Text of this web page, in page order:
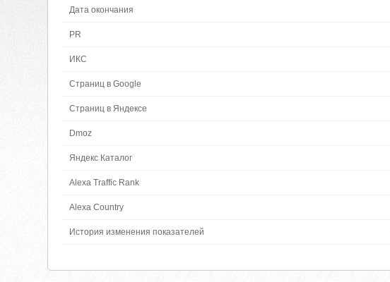
Дата окончания
PR
ИКС
Страниц в Google
Страниц в Яндексе
Dmoz
Яндекс Каталог
Alexa Traffic Rank
Alexa Country
История изменения показателей